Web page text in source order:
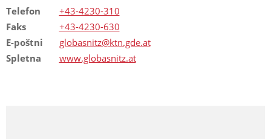
Telefon
+43-4230-310
Faks
+43-4230-630
E-poštni
globasnitz@ktn.gde.at
Spletna
www.globasnitz.at